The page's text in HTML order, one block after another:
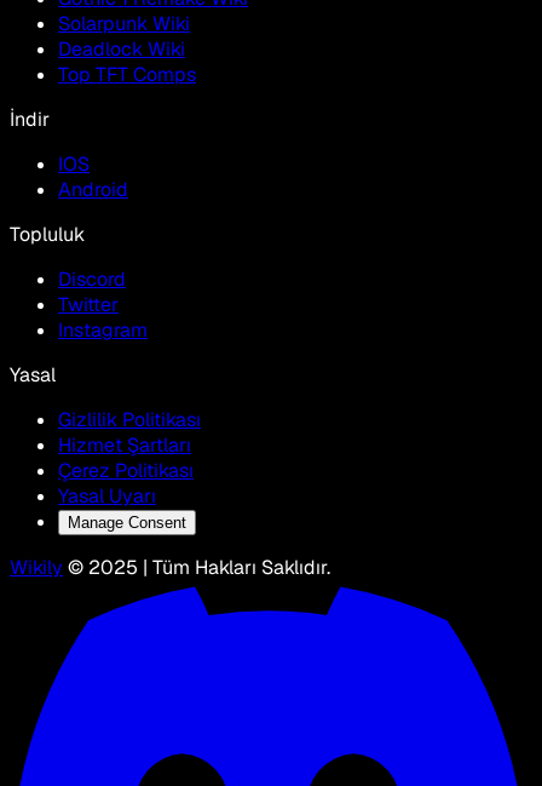
Solarpunk Wiki
Deadlock Wiki
Top TFT Comps
İndir
IOS
Android
Topluluk
Discord
Twitter
Instagram
Yasal
Gizlilik Politikası
Hizmet Şartları
Çerez Politikası
Yasal Uyarı
Manage Consent
Wikily © 2025 | Tüm Hakları Saklıdır.